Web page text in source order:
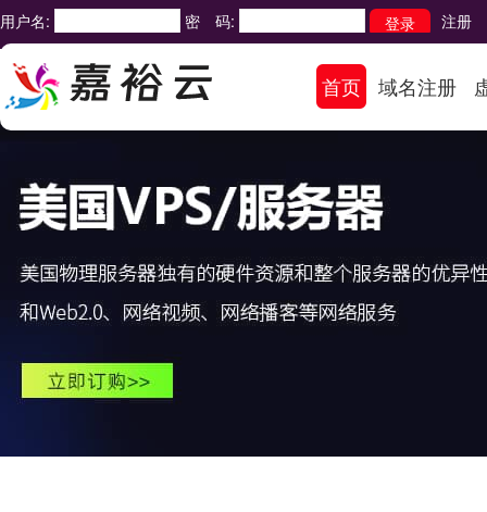
用户名: 密 码: 注册
首页 域名注册